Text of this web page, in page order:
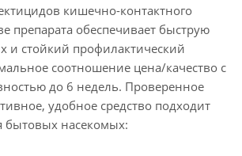
кишечно-контактного
препарата обеспечивает быструю
и стойкий профилактический
соотношение цена/качество с
до 6 недель. Проверенное
удобное средство подходит
бытовых насекомых: